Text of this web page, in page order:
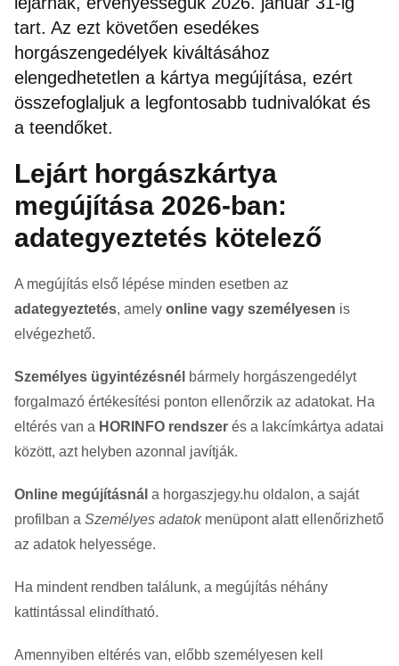
tart. Az ezt követően esedékes
horgászengedélyek kiváltásához
elengedhetetlen a kártya megújítása, ezért
összefoglaljuk a legfontosabb tudnivalókat és
a teendőket.
Lejárt horgászkártya
megújítása 2026-ban:
adategyeztetés kötelező
A megújítás első lépése minden esetben az
adategyeztetés, amely online vagy személyesen is
elvégezhető.
Személyes ügyintézésnél bármely horgászengedélyt
forgalmazó értékesítési ponton ellenőrzik az adatokat. Ha
eltérés van a HORINFO rendszer és a lakcímkártya adatai
között, azt helyben azonnal javítják.
Online megújításnál a horgaszjegy.hu oldalon, a saját
profilban a Személyes adatokmenüpont alatt ellenőrizhető
az adatok helyessége.
Ha mindent rendben találunk, a megújítás néhány
kattintással elindítható.
Amennyiben eltérés van, előbb személyesen kell